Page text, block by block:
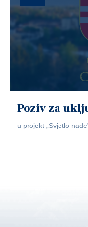
Poziv za
u projekt „Svjetlo